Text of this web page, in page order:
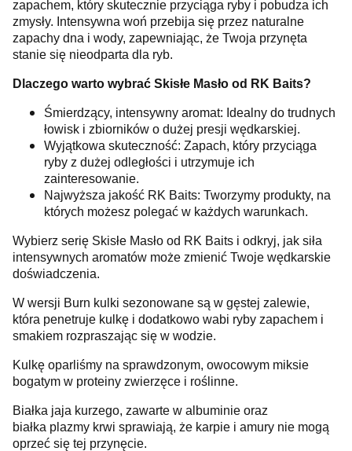
zapachem, który skutecznie przyciąga ryby i pobudza ich
zmysły. Intensywna woń przebija się przez naturalne
zapachy dna i wody, zapewniając, że Twoja przynęta
stanie się nieodparta dla ryb.
Dlaczego warto wybrać Skisłe Masło od RK Baits?
Śmierdzący, intensywny aromat: Idealny do trudnych
łowisk i zbiorników o dużej presji wędkarskiej.
Wyjątkowa skuteczność: Zapach, który przyciąga
ryby z dużej odległości i utrzymuje ich
zainteresowanie.
Najwyższa jakość RK Baits: Tworzymy produkty, na
których możesz polegać w każdych warunkach.
Wybierz serię Skisłe Masło od RK Baits i odkryj, jak siła
intensywnych aromatów może zmienić Twoje wędkarskie
doświadczenia.
W wersji Burn kulki sezonowane są w gęstej zalewie,
która penetruje kulkę i dodatkowo wabi ryby zapachem i
smakiem rozpraszając się w wodzie.
Kulkę oparliśmy na sprawdzonym, owocowym miksie
bogatym w proteiny zwierzęce i roślinne.
Białka jaja kurzego, zawarte w albuminie oraz
białka plazmy krwi sprawiają, że karpie i amury nie mogą
oprzeć się tej przynęcie.